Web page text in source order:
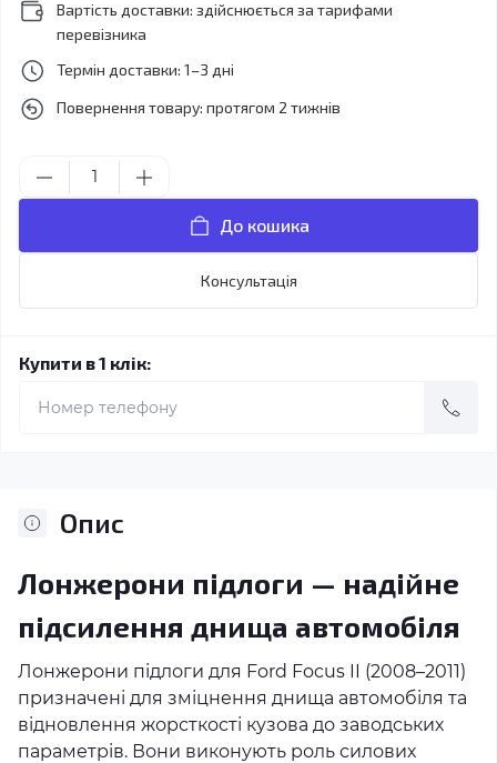
Вартість доставки: здійснюється за тарифами
перевізника
Термін доставки: 1–3 дні
Повернення товару: протягом 2 тижнів
До кошика
Консультація
Купити в 1 клік:
Опис
Лонжерони підлоги — надійне
підсилення днища автомобіля
Лонжерони підлоги для Ford Focus II (2008–2011)
призначені для зміцнення днища автомобіля та
відновлення жорсткості кузова до заводських
параметрів. Вони виконують роль силових